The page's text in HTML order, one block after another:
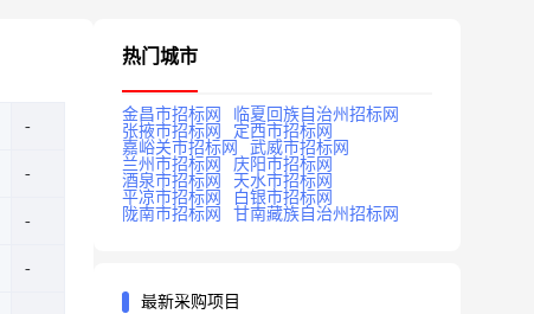
热门城市
金昌市招标网
临夏回族自治州招标网
张掖市招标网
定西市招标网
嘉峪关市招标网
武威市招标网
兰州市招标网
庆阳市招标网
酒泉市招标网
天水市招标网
平凉市招标网
白银市招标网
陇南市招标网
甘南藏族自治州招标网
最新采购项目